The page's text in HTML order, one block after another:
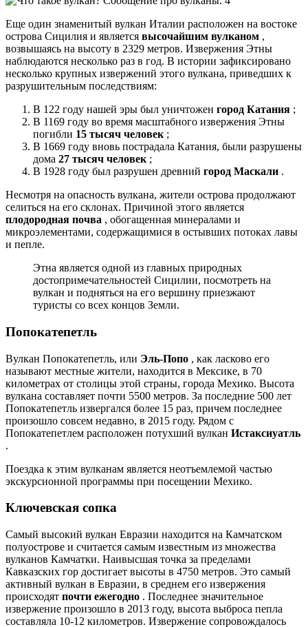
Еще один знаменитый вулкан Италии расположен на востоке
острова Сицилия и является высочайшим вулканом ,
возвышаясь на высоту в 2329 метров. Извержения Этны
наблюдаются несколько раз в год. В истории зафиксировано
несколько крупных извержений этого вулкана, приведших к
разрушительным последствиям:
В 122 году нашей эры был уничтожен город Катания ;
В 1169 году во время масштабного извержения Этны
погибли 15 тысяч человек ;
В 1669 году вновь пострадала Катания, были разрушены
дома 27 тысяч человек ;
В 1928 году был разрушен древний город Маскали .
Несмотря на опасность вулкана, жители острова продолжают
селиться на его склонах. Причиной этого является
плодородная почва , обогащенная минералами и
микроэлементами, содержащимися в остывших потоках лавы
и пепле.
Этна является одной из главных природных
достопримечательностей Сицилии, посмотреть на
вулкан и подняться на его вершину приезжают
туристы со всех концов Земли.
Попокатепетль
Вулкан Попокатепетль, или Эль-Попо , как ласково его
называют местные жители, находится в Мексике, в 70
километрах от столицы этой страны, города Мехико. Высота
вулкана составляет почти 5500 метров. За последние 500 лет
Попокатепетль извергался более 15 раз, причем последнее
произошло совсем недавно, в 2015 году. Рядом с
Попокатепетлем расположен потухший вулкан Истаксиуатль
.
Поездка к этим вулканам является неотъемлемой частью
экскурсионной программы при посещении Мехико.
Ключевская сопка
Самый высокий вулкан Евразии находится на Камчатском
полуострове и считается самым известным из множества
вулканов Камчатки. Наивысшая точка за пределами
Кавказских гор достигает высоты в 4750 метров. Это самый
активный вулкан в Евразии, в среднем его извержения
происходят почти ежегодно . Последнее значительное
извержение произошло в 2013 году, высота выброса пепла
составляла 10-12 километров. Извержение сопровождалось